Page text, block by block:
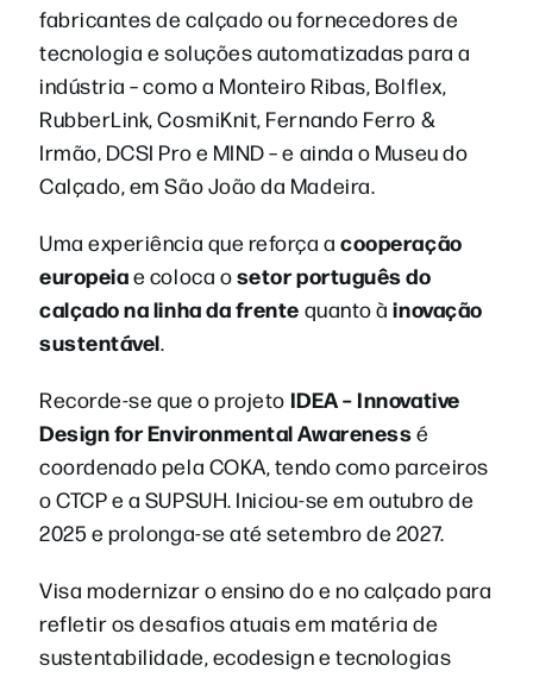
fabricantes de calçado ou fornecedores de
tecnologia e soluções automatizadas para a
indústria – como a Monteiro Ribas, Bolflex,
RubberLink, CosmiKnit, Fernando Ferro &
Irmão, DCSI Pro e MIND – e ainda o Museu do
Calçado, em São João da Madeira.
Uma experiência que reforça acooperação
europeiae coloca osetor português do
calçado na linha da frente quanto àinovação
sustentável.
Recorde-se que o projeto IDEA – Innovative
Design for Environmental Awarenessé
coordenado pela COKA, tendo como parceiros
o CTCP e a SUPSUH. Iniciou-se em outubro de
2025 e prolonga-se até setembro de 2027.
Visa modernizar o ensino do e no calçado para
refletir os desafios atuais em matéria de
sustentabilidade, ecodesign e tecnologias